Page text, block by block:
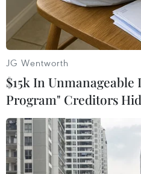
JG Wentworth
$15k In Unmanageable
Program" Creditors